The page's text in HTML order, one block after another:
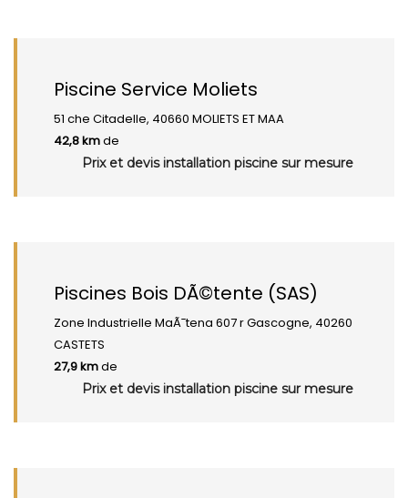
Piscine Service Moliets
51 che Citadelle, 40660 MOLIETS ET MAA
42,8 kmde
Prix et devis installation piscine sur mesure
Piscines Bois DÃ©tente (SAS)
Zone Industrielle MaÃ¯tena 607 r Gascogne, 40260
CASTETS
27,9 kmde
Prix et devis installation piscine sur mesure